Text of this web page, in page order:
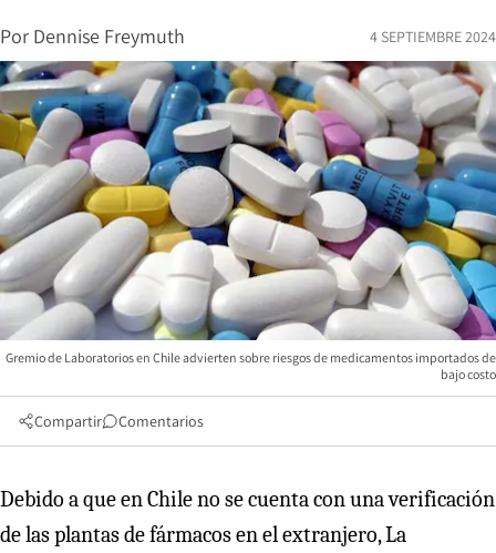
Por Dennise Freymuth 4 SEPTIEMBRE 2024
Gremio de Laboratorios en Chile advierten sobre riesgos de medicamentos importados de
bajo costo
Compartir Comentarios
Debido a que en Chile no se cuenta con una verificación
de las plantas de fármacos en el extranjero, La